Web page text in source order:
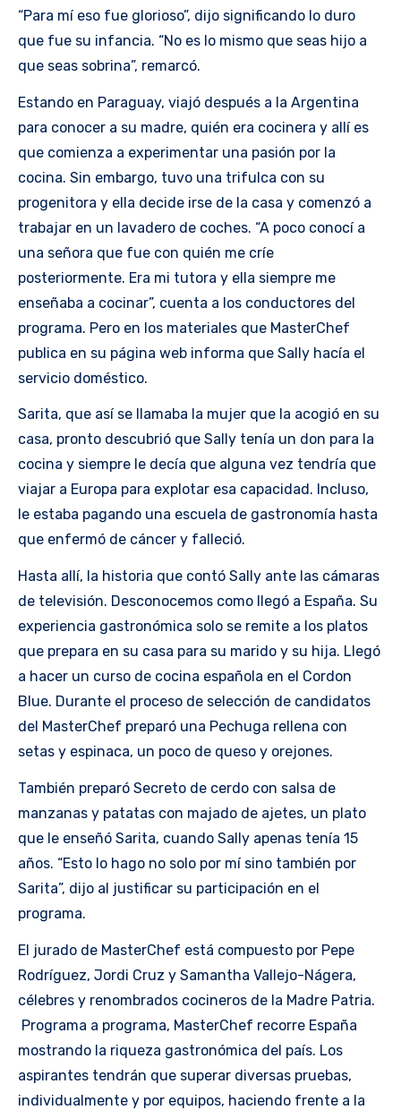
“Para mí eso fue glorioso”, dijo significando lo duro
que fue su infancia. “No es lo mismo que seas hijo a
que seas sobrina”, remarcó.
Estando en Paraguay, viajó después a la Argentina
para conocer a su madre, quién era cocinera y allí es
que comienza a experimentar una pasión por la
cocina. Sin embargo, tuvo una trifulca con su
progenitora y ella decide irse de la casa y comenzó a
trabajar en un lavadero de coches. “A poco conocí a
una señora que fue con quién me críe
posteriormente. Era mi tutora y ella siempre me
enseñaba a cocinar”, cuenta a los conductores del
programa. Pero en los materiales que MasterChef
publica en su página web informa que Sally hacía el
servicio doméstico.
Sarita, que así se llamaba la mujer que la acogió en su
casa, pronto descubrió que Sally tenía un don para la
cocina y siempre le decía que alguna vez tendría que
viajar a Europa para explotar esa capacidad. Incluso,
le estaba pagando una escuela de gastronomía hasta
que enfermó de cáncer y falleció.
Hasta allí, la historia que contó Sally ante las cámaras
de televisión. Desconocemos como llegó a España. Su
experiencia gastronómica solo se remite a los platos
que prepara en su casa para su marido y su hija. Llegó
a hacer un curso de cocina española en el Cordon
Blue. Durante el proceso de selección de candidatos
del MasterChef preparó una Pechuga rellena con
setas y espinaca, un poco de queso y orejones.
También preparó Secreto de cerdo con salsa de
manzanas y patatas con majado de ajetes, un plato
que le enseñó Sarita, cuando Sally apenas tenía 15
años. “Esto lo hago no solo por mí sino también por
Sarita”, dijo al justificar su participación en el
programa.
El jurado de MasterChef está compuesto por Pepe
Rodríguez, Jordi Cruz y Samantha Vallejo-Nágera,
célebres y renombrados cocineros de la Madre Patria.
Programa a programa, MasterChef recorre España
mostrando la riqueza gastronómica del país. Los
aspirantes tendrán que superar diversas pruebas,
individualmente y por equipos, haciendo frente a la